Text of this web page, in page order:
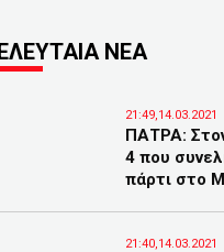
ΝΕΑ
21:49,14.03.2021
ΠΑΤΡΑ:
4 που
πάρτι στο
21:40,14.03.2021